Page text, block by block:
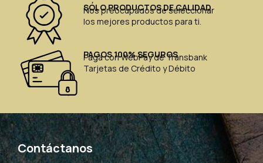
SÓLO PRODUCTOS DE CALIDAD
Nos preocupados de seleccionar
los mejores productos para ti.
PAGOS 100% SEGUROS
Paga con WebPay de Transbank
Tarjetas de Crédito y Débito
Contáctanos